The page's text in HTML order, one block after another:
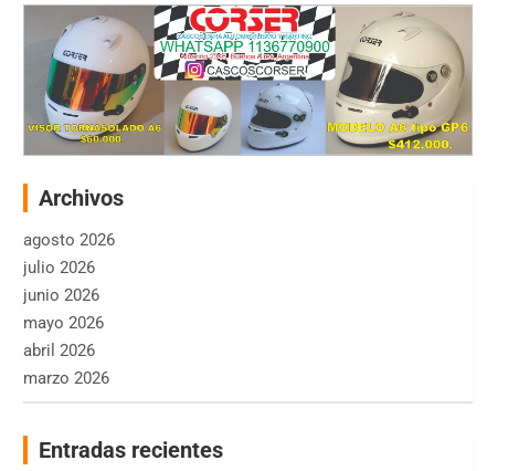
Archivos
agosto 2026
julio 2026
junio 2026
mayo 2026
abril 2026
marzo 2026
Entradas recientes